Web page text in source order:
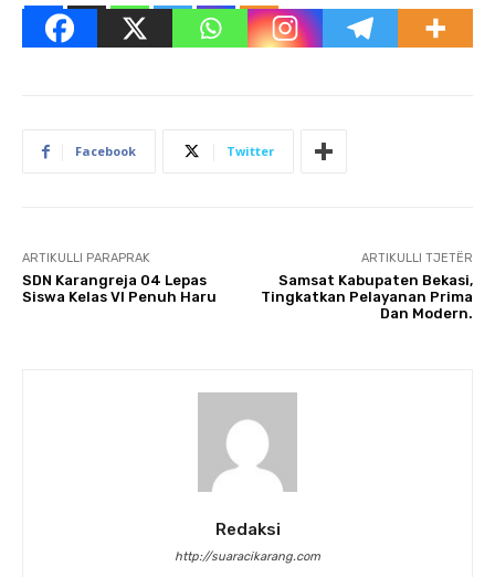
Facebook Twitter
ARTIKULLI PARAPRAK
SDN Karangreja 04 Lepas
Siswa Kelas VI Penuh Haru
ARTIKULLI TJETËR
Samsat Kabupaten Bekasi,
Tingkatkan Pelayanan Prima
Dan Modern.
Redaksi
http://suaracikarang.com